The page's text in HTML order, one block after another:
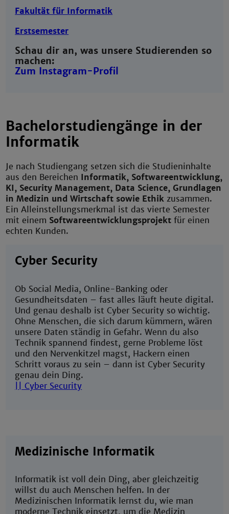
Fakultät für Informatik
Erstsemester
Schau dir an, was unsere Studierenden so
machen:
Zum Instagram-Profil
Bachelorstudiengänge in der
Informatik
Je nach Studiengang setzen sich die Studieninhalte
aus den Bereichen Informatik, Softwareentwicklung,
KI, Security Management, Data Science, Grundlagen
in Medizin und Wirtschaft sowie Ethik zusammen.
Ein Alleinstellungsmerkmal ist das vierte Semester
mit einem Softwareentwicklungsprojekt für einen
echten Kunden.
Cyber Security
Ob Social Media, Online-Banking oder
Gesundheitsdaten – fast alles läuft heute digital.
Und genau deshalb ist Cyber Security so wichtig.
Ohne Menschen, die sich darum kümmern, wären
unsere Daten ständig in Gefahr. Wenn du also
Technik spannend findest, gerne Probleme löst
und den Nervenkitzel magst, Hackern einen
Schritt voraus zu sein – dann ist Cyber Security
genau dein Ding.
|| Cyber Security
Medizinische Informatik
Informatik ist voll dein Ding, aber gleichzeitig
willst du auch Menschen helfen. In der
Medizinischen Informatik lernst du, wie man
moderne Technik einsetzt, um die Medizin